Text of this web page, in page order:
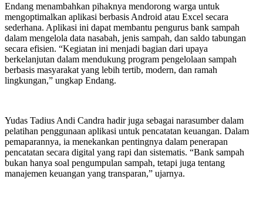
Endang menambahkan pihaknya mendorong warga untuk
mengoptimalkan aplikasi berbasis Android atau Excel secara
sederhana. Aplikasi ini dapat membantu pengurus bank sampah
dalam mengelola data nasabah, jenis sampah, dan saldo tabungan
secara efisien. “Kegiatan ini menjadi bagian dari upaya
berkelanjutan dalam mendukung program pengelolaan sampah
berbasis masyarakat yang lebih tertib, modern, dan ramah
lingkungan,” ungkap Endang.
Yudas Tadius Andi Candra hadir juga sebagai narasumber dalam
pelatihan penggunaan aplikasi untuk pencatatan keuangan. Dalam
pemaparannya, ia menekankan pentingnya dalam penerapan
pencatatan secara digital yang rapi dan sistematis. “Bank sampah
bukan hanya soal pengumpulan sampah, tetapi juga tentang
manajemen keuangan yang transparan,” ujarnya.